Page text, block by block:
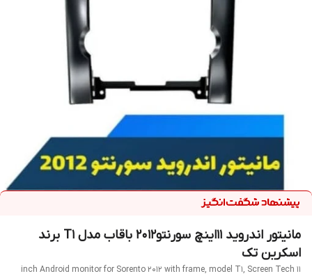
مانیتور اندروید 11اینچ سورنتو2012 باقاب مدل T1 برند
اسکرین تک
11 inch Android monitor for Sorento 2012 with frame, model T1, Screen Tech